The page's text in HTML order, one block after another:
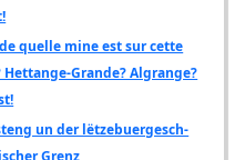
quelle mine est sur cette
Hettange-Grande? Algrange?
un der lëtzebuergesch-
Grenz